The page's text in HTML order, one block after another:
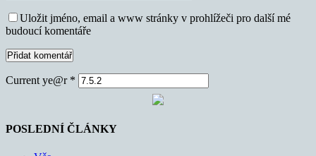
Uložit jméno, email a www stránky v prohlížeči pro další mé
budoucí komentáře
Current ye@r *
POSLEDNÍ ČLÁNKY